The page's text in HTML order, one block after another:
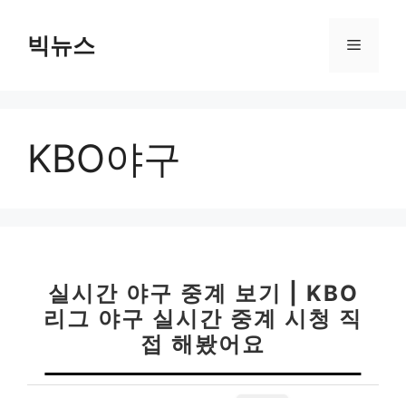
빅뉴스 메
KBO야구
실시간 야구 중계 보기 | KBO
리그 야구 실시간 중계 시청 직
접 해봤어요